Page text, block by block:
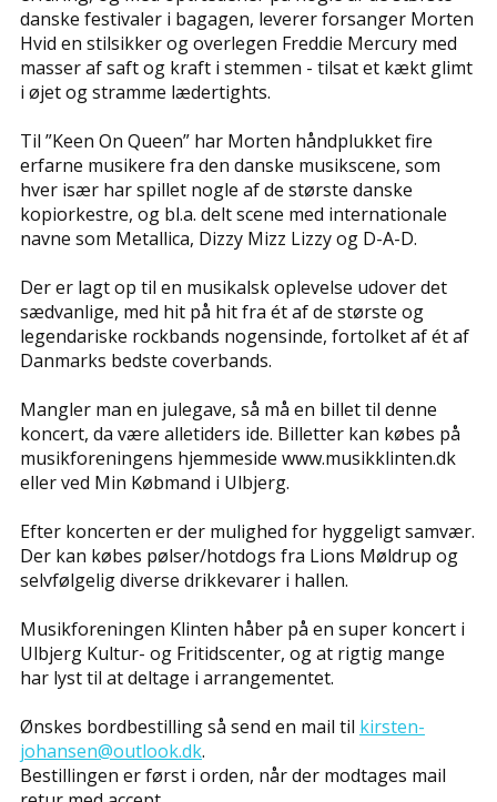
danske festivaler i bagagen, leverer forsanger Morten
Hvid en stilsikker og overlegen Freddie Mercury med
masser af saft og kraft i stemmen - tilsat et kækt glimt
i øjet og stramme lædertights.
Til ”Keen On Queen” har Morten håndplukket fire
erfarne musikere fra den danske musikscene, som
hver især har spillet nogle af de største danske
kopiorkestre, og bl.a. delt scene med internationale
navne som Metallica, Dizzy Mizz Lizzy og D-A-D.
Der er lagt op til en musikalsk oplevelse udover det
sædvanlige, med hit på hit fra ét af de største og
legendariske rockbands nogensinde, fortolket af ét af
Danmarks bedste coverbands.
Mangler man en julegave, så må en billet til denne
koncert, da være alletiders ide. Billetter kan købes på
musikforeningens hjemmeside www.musikklinten.dk
eller ved Min Købmand i Ulbjerg.
Efter koncerten er der mulighed for hyggeligt samvær.
Der kan købes pølser/hotdogs fra Lions Møldrup og
selvfølgelig diverse drikkevarer i hallen.
Musikforeningen Klinten håber på en super koncert i
Ulbjerg Kultur- og Fritidscenter, og at rigtig mange
har lyst til at deltage i arrangementet.
Ønskes bordbestilling så send en mail til kirsten-
johansen@outlook.dk.
Bestillingen er først i orden, når der modtages mail